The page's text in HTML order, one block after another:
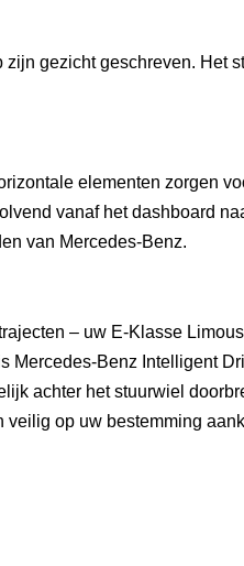
gezicht geschreven. Het
elementen zorgen
vanaf het dashboard
van Mercedes-Benz.
– uw E-Klasse
Mercedes-Benz Intelligent
achter het stuurwiel
op uw bestemming